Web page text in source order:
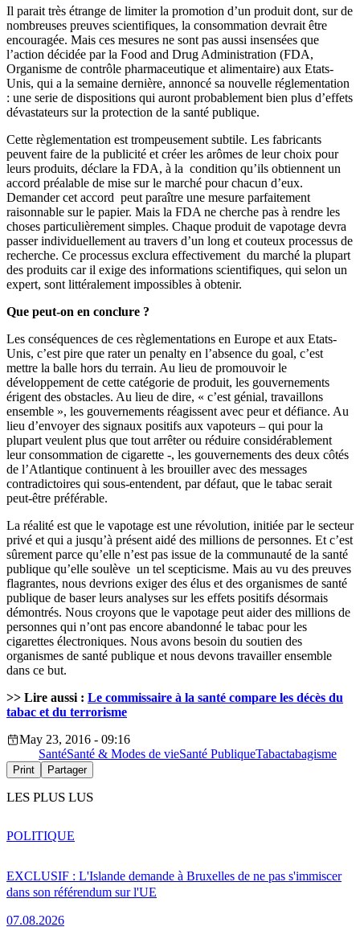
Il parait très étrange de limiter la promotion d’un produit dont, sur de
nombreuses preuves scientifiques, la consommation devrait être
encouragée. Mais ces mesures ne sont pas aussi insensées que
l’action décidée par la Food and Drug Administration (FDA,
Organisme de contrôle pharmaceutique et alimentaire) aux Etats-
Unis, qui a la semaine dernière, annoncé sa nouvelle réglementation
: une serie de dispositions qui auront probablement bien plus d’effets
dévastateurs sur la protection de la santé publique.
Cette règlementation est trompeusement subtile. Les fabricants
peuvent faire de la publicité et créer les arômes de leur choix pour
leurs produits, déclare la FDA, à la condition qu’ils obtiennent un
accord préalable de mise sur le marché pour chacun d’eux.
Demander cet accord peut paraître une mesure parfaitement
raisonnable sur le papier. Mais la FDA ne cherche pas à rendre les
choses particulièrement simples. Chaque produit de vapotage devra
passer individuellement au travers d’un long et couteux processus de
recherche. Ce processus exclura effectivement du marché la plupart
des produits car il exige des informations scientifiques, qui selon un
expert, sont littéralement impossibles à obtenir.
Que peut-on en conclure ?
Les conséquences de ces règlementations en Europe et aux Etats-
Unis, c’est pire que rater un penalty en l’absence du goal, c’est
mettre la balle hors du terrain. Au lieu de promouvoir le
développement de cette catégorie de produit, les gouvernements
érigent des obstacles. Au lieu de dire, « c’est génial, travaillons
ensemble », les gouvernements réagissent avec peur et défiance. Au
lieu d’envoyer des signaux positifs aux vapoteurs – qui pour la
plupart veulent plus que tout arrêter ou réduire considérablement
leur consommation de cigarette -, les gouvernements des deux côtés
de l’Atlantique continuent à les brouiller avec des messages
contradictoires qui sous-entendent, par défaut, que le tabac serait
peut-être préférable.
La réalité est que le vapotage est une révolution, initiée par le secteur
privé et qui a jusqu’à présent aidé des millions de personnes. Et c’est
sûrement parce qu’elle n’est pas issue de la communauté de la santé
publique qu’elle soulève un tel scepticisme. Mais au vu des preuves
flagrantes, nous devrions exiger des élus et des organismes de santé
publique de baser leurs analyses sur les effets positifs désormais
démontrés. Nous croyons que le vapotage peut aider des millions de
personnes qui n’ont pas encore abandonné le tabac pour les
cigarettes électroniques. Nous avons besoin du soutien des
organismes de santé publique et nous devons travailler ensemble
dans ce but.
>> Lire aussi : Le commissaire à la santé compare les décès du
tabac et du terrorisme
May 23, 2016 - 09:16
SantéSanté & Modes de vieSanté PubliqueTabactabagisme
Print Partager
LES PLUS LUS
EXCLUSIF : L'Islande demande à Bruxelles de ne pas s'immiscer
dans son référendum sur l'UE
07.08.2026
POLITIQUE